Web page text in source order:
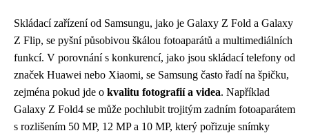
Skládací zařízení od Samsungu, jako je Galaxy Z Fold a Galaxy
Z Flip, se pyšní působivou škálou fotoaparátů a multimediálních
funkcí. V porovnání s konkurencí, jako jsou skládací telefony od
značek Huawei nebo Xiaomi, se Samsung často řadí na špičku,
zejména pokud jde o kvalitu fotografií a videa. Například
Galaxy Z Fold4 se může pochlubit trojitým zadním fotoaparátem
s rozlišením 50 MP, 12 MP a 10 MP, který pořizuje snímky